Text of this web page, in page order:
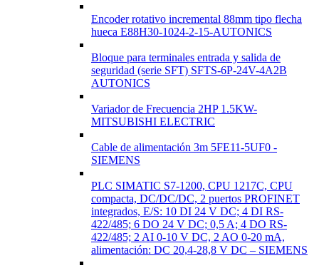
Encoder rotativo incremental 88mm tipo flecha
hueca E88H30-1024-2-15-AUTONICS
Bloque para terminales entrada y salida de
seguridad (serie SFT) SFTS-6P-24V-4A2B
AUTONICS
Variador de Frecuencia 2HP 1.5KW-
MITSUBISHI ELECTRIC
Cable de alimentación 3m 5FE11-5UF0 -
SIEMENS
PLC SIMATIC S7-1200, CPU 1217C, CPU
compacta, DC/DC/DC, 2 puertos PROFINET
integrados, E/S: 10 DI 24 V DC; 4 DI RS-
422/485; 6 DO 24 V DC; 0,5 A; 4 DO RS-
422/485; 2 AI 0-10 V DC, 2 AO 0-20 mA,
alimentación: DC 20,4-28,8 V DC – SIEMENS